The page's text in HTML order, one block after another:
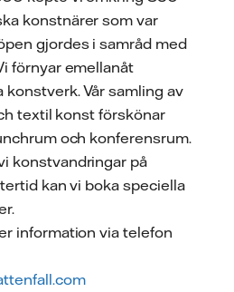
konstnärer som var
gjordes i samråd med
förnyar emellanåt
Vår samling av
textil konst förskönar
och konferensrum.
konstvandringar på
kan vi boka speciella
information via telefon